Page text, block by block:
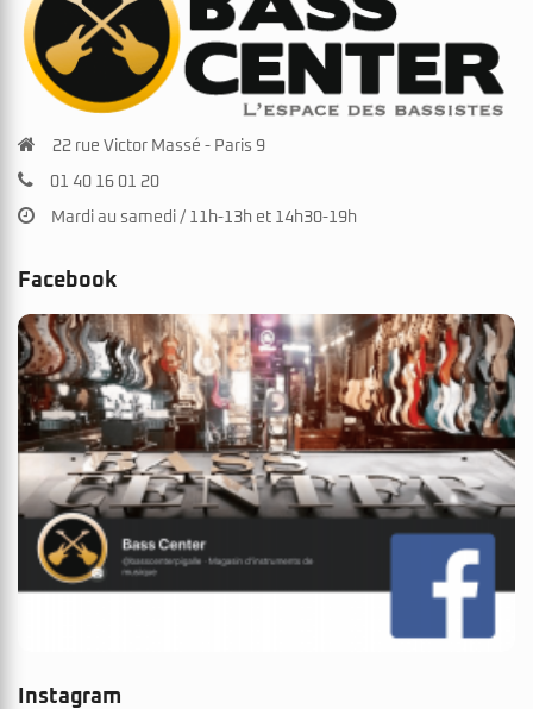
22 rue Victor Massé - Paris 9
01 40 16 01 20
Mardi au samedi / 11h-13h et 14h30-19h
Facebook
Instagram